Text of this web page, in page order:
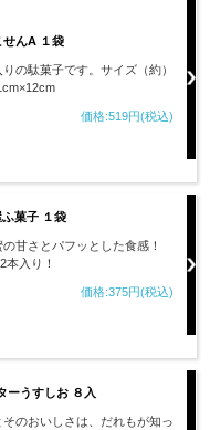
せんA １袋
の駄菓子です。サイズ（約）
価格:519円(税込)
菓子 １袋
甘さとパフッとした食感！
本入り！
価格:375円(税込)
ーうすしお ８入
のおいしさは、だれもが知っ